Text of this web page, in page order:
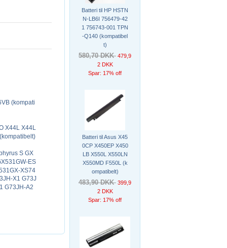
(kompati
X44L X44L
S GX
ES
XS74
X1 G73J
G73JH-A2
Batteri til HP HSTN
N-LB6I 756479-42
1 756743-001 TPN
-Q140 (kompatibel
t)
580,70 DKK 479,9
2 DKK
Spar: 17% off
Batteri til Asus X45
0CP X450EP X450
LB X550L X550LN
X550MD F550L (k
ompatibelt)
483,90 DKK 399,9
2 DKK
Spar: 17% off